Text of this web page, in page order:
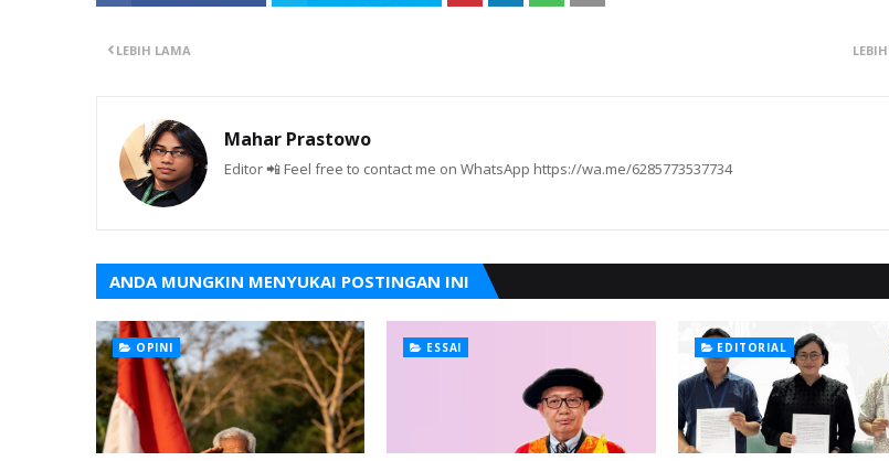
LEBIH LAMA
Mahar Prastowo
Editor 📲 Feel free to contact me on WhatsApp https://wa.me/6285773537734
ANDA MUNGKIN MENYUKAI POSTINGAN INI
OPINI ESSAI EDITORIAL